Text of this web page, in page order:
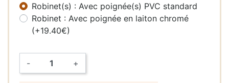
Robinet(s) : Avec poignée(s) PVC standard
Robinet : Avec poignée en laiton chromé
(+19.40€)
- +